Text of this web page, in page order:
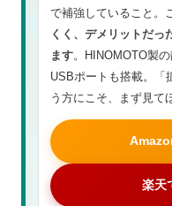
で補強していること。
くく、デメリットだっ
ます。HINOMOTO製
USBポートも搭載。「
う方にこそ、まず見て
楽天